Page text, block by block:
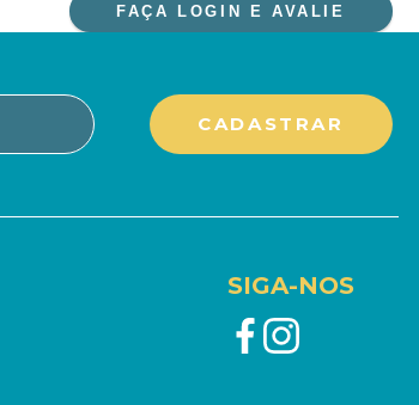
FAÇA LOGIN E AVALIE
SIGA-NOS